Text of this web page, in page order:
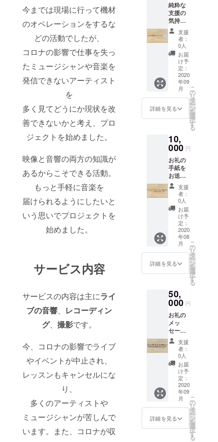
今までは現場に行って機材
のオペレーションをするな
どの活動でしたが、
コロナの影響で仕事を失っ
たミュージシャンや音楽を
発信できないアーティスト
を
多く見てどうにか現状を改
善できないかと考え、プロ
ジェクトを始めました。
映像と音響の両方の知識が
あるからこそできる活動。
もっと手軽に音楽を
届けられるようにしたいと
いう思いでプロジェクトを
始めました。
サービス内容
サービスの内容は主にライ
ブの音響、 レコーディン
グ、撮影です。
今、コロナの影響でライブ
やイベントが中止され、
レッスンもキャンセルにな
り、
多くのアーティストや
ミュージシャンが苦しんで
います。また、コロナが収
純粋な
支援の
気持ち
でお願
いしま
す。皆
様の一
つ一つ
の支援
が助け
になり
ます。
お礼の
手紙を
お送り
支援
者：
0人
お届
け予
定：
2020
年09
月
詳細を見る
こ
の
リ
タ
ー
ン
を
選
択
す
る
10,
000 円
お礼の
手紙を
お送り
しま
す！ ま
た、私
たちの
サービ
スを利
用して
アー
ティス
トたち
がイベ
ント等
場合、
メール
にてお
知らせ
しま
す！
ファン
の方々
にも良
い情報
です！
支援
者：
0人
お届
け予
定：
2020
年08
月
詳細を見る
こ
の
リ
タ
ー
ン
を
選
択
す
る
50,
000 円
お礼の
メッ
セージ
をメー
ルにて
お送り
しま
す！
サービ
スを利
用する
時に３
０%割
引で利
用でき
支援
者：
0人
お届
け予
定：
2020
年09
月
詳細を見る
こ
の
リ
タ
ー
ン
を
選
択
す
る